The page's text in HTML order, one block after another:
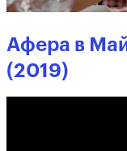
Афера в
(2019)